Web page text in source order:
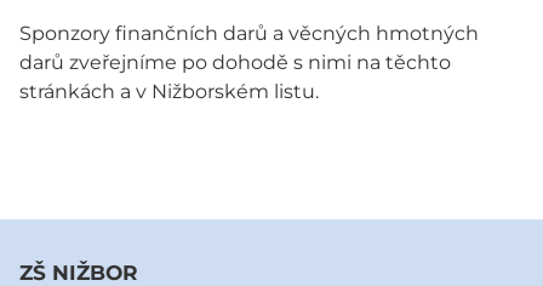
Sponzory finančních darů a věcných hmotných
darů zveřejníme po dohodě s nimi na těchto
stránkách a v Nižborském listu.
ZŠ NIŽBOR